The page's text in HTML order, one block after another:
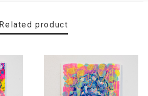
Related product